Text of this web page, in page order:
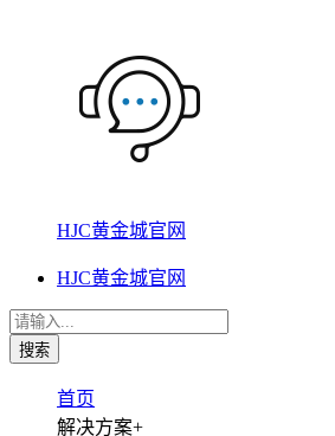
HJC黄金城官网
HJC黄金城官网
首页
解决方案+